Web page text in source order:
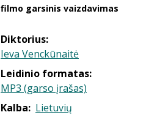
filmo garsinis vaizdavimas
Diktorius:
Ieva Venckūnaitė
Leidinio formatas:
MP3 (garso įrašas)
Kalba: Lietuvių